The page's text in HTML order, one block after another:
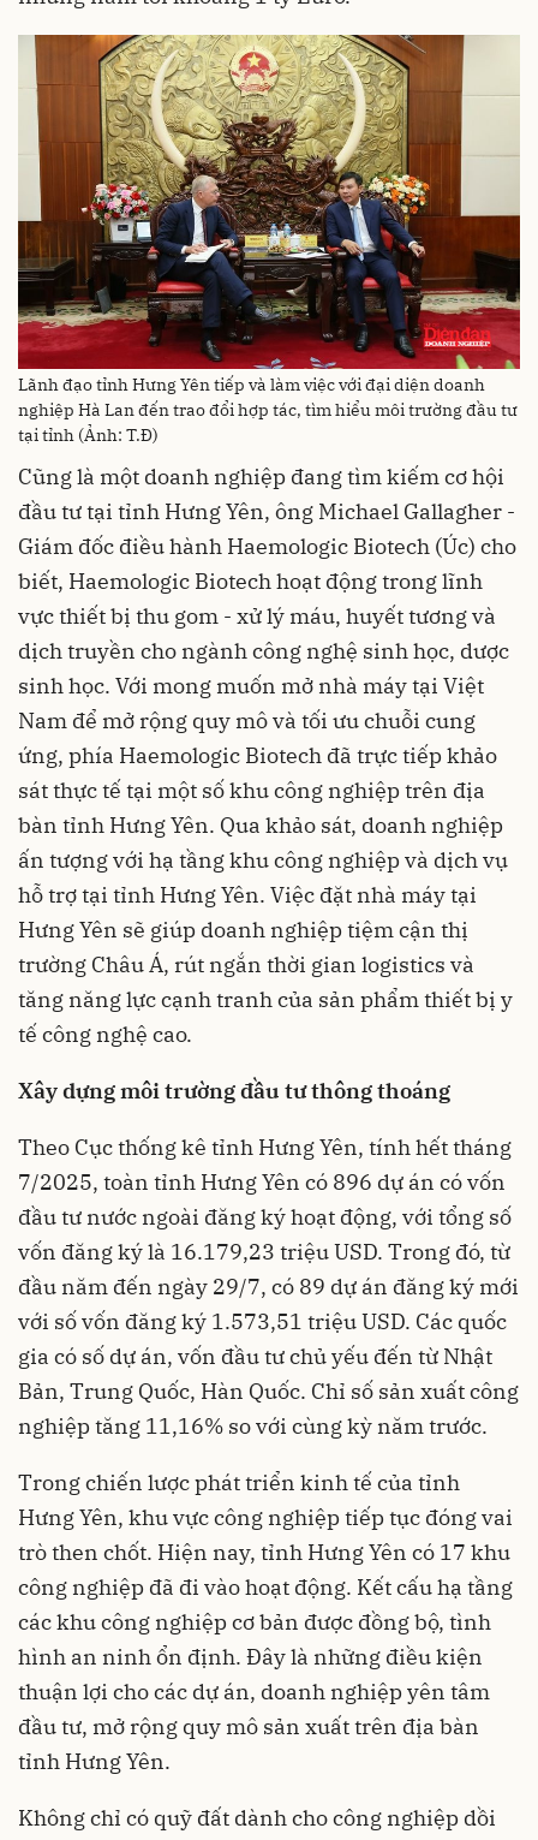
Lãnh đạo tỉnh Hưng Yên tiếp và làm việc với đại diện doanh
nghiệp Hà Lan đến trao đổi hợp tác, tìm hiểu môi trường đầu tư
tại tỉnh (Ảnh: T.Đ)
Cũng là một doanh nghiệp đang tìm kiếm cơ hội
đầu tư tại tỉnh Hưng Yên, ông Michael Gallagher -
Giám đốc điều hành Haemologic Biotech (Úc) cho
biết, Haemologic Biotech hoạt động trong lĩnh
vực thiết bị thu gom - xử lý máu, huyết tương và
dịch truyền cho ngành công nghệ sinh học, dược
sinh học. Với mong muốn mở nhà máy tại Việt
Nam để mở rộng quy mô và tối ưu chuỗi cung
ứng, phía Haemologic Biotech đã trực tiếp khảo
sát thực tế tại một số khu công nghiệp trên địa
bàn tỉnh Hưng Yên. Qua khảo sát, doanh nghiệp
ấn tượng với hạ tầng khu công nghiệp và dịch vụ
hỗ trợ tại tỉnh Hưng Yên. Việc đặt nhà máy tại
Hưng Yên sẽ giúp doanh nghiệp tiệm cận thị
trường Châu Á, rút ngắn thời gian logistics và
tăng năng lực cạnh tranh của sản phẩm thiết bị y
tế công nghệ cao.
Xây dựng môi trường đầu tư thông thoáng
Theo Cục thống kê tỉnh Hưng Yên, tính hết tháng
7/2025, toàn tỉnh Hưng Yên có 896 dự án có vốn
đầu tư nước ngoài đăng ký hoạt động, với tổng số
vốn đăng ký là 16.179,23 triệu USD. Trong đó, từ
đầu năm đến ngày 29/7, có 89 dự án đăng ký mới
với số vốn đăng ký 1.573,51 triệu USD. Các quốc
gia có số dự án, vốn đầu tư chủ yếu đến từ Nhật
Bản, Trung Quốc, Hàn Quốc. Chỉ số sản xuất công
nghiệp tăng 11,16% so với cùng kỳ năm trước.
Trong chiến lược phát triển kinh tế của tỉnh
Hưng Yên, khu vực công nghiệp tiếp tục đóng vai
trò then chốt. Hiện nay, tỉnh Hưng Yên có 17 khu
công nghiệp đã đi vào hoạt động. Kết cấu hạ tầng
các khu công nghiệp cơ bản được đồng bộ, tình
hình an ninh ổn định. Đây là những điều kiện
thuận lợi cho các dự án, doanh nghiệp yên tâm
đầu tư, mở rộng quy mô sản xuất trên địa bàn
tỉnh Hưng Yên.
Không chỉ có quỹ đất dành cho công nghiệp dồi